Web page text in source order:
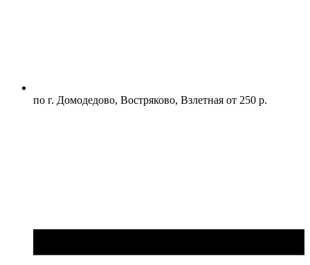
по г. Домодедово, Востряково, Взлетная от 250 р.